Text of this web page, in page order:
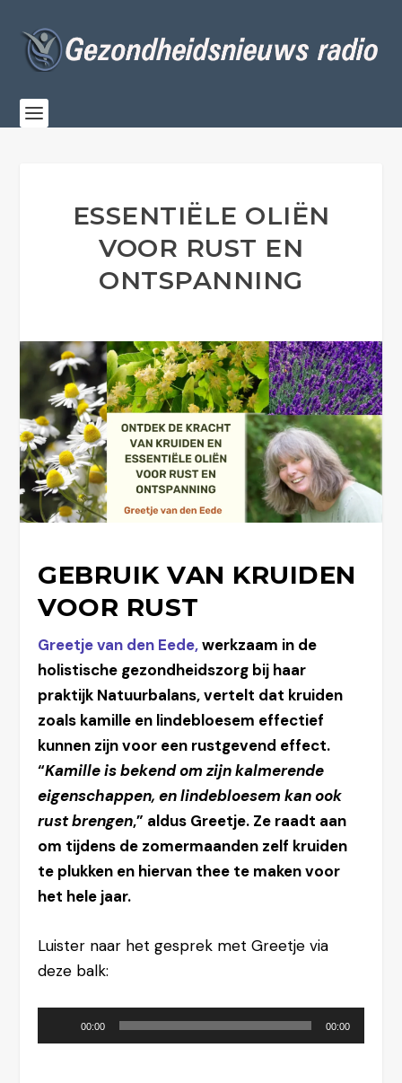
ESSENTIËLE OLIËN
VOOR RUST EN
ONTSPANNING
GEBRUIK VAN KRUIDEN
VOOR RUST
Greetje van den Eede,werkzaam in de
holistische gezondheidszorg bij haar
praktijk Natuurbalans, vertelt dat kruiden
zoals kamille en lindebloesem effectief
kunnen zijn voor een rustgevend effect.
“Kamille is bekend om zijn kalmerende
eigenschappen, en lindebloesem kan ook
rust brengen,” aldus Greetje. Ze raadt aan
om tijdens de zomermaanden zelf kruiden
te plukken en hiervan thee te maken voor
het hele jaar.
Luister naar het gesprek met Greetje via
deze balk:
Audiospeler
00:00 00:00